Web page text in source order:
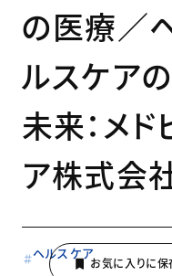
の医療／
ルスケアの
未来：メド
ア株式会
ヘルスケア